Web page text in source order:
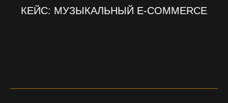
КЕЙС: МУЗЫКАЛЬНЫЙ E-COMMERCE